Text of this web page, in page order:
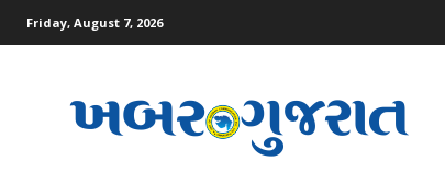
Friday, August 7, 2026